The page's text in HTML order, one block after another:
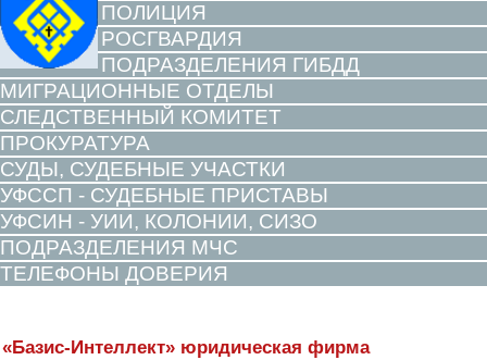
ПОЛИЦИЯ
РОСГВАРДИЯ
ПОДРАЗДЕЛЕНИЯ ГИБДД
МИГРАЦИОННЫЕ ОТДЕЛЫ
СЛЕДСТВЕННЫЙ КОМИТЕТ
ПРОКУРАТУРА
СУДЫ, СУДЕБНЫЕ УЧАСТКИ
УФССП - СУДЕБНЫЕ ПРИСТАВЫ
УФСИН - УИИ, КОЛОНИИ, СИЗО
ПОДРАЗДЕЛЕНИЯ МЧС
ТЕЛЕФОНЫ ДОВЕРИЯ
«Базис-Интеллект» юридическая фирма